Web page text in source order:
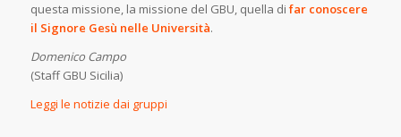
questa missione, la missione del GBU, quella di far conoscere
il Signore Gesù nelle Università.
Domenico Campo
(Staff GBU Sicilia)
Leggi le notizie dai gruppi